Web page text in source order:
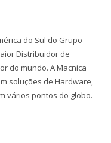
do Sul do Grupo
Distribuidor de
do mundo. A Macnica
soluções de Hardware,
vários pontos do globo.